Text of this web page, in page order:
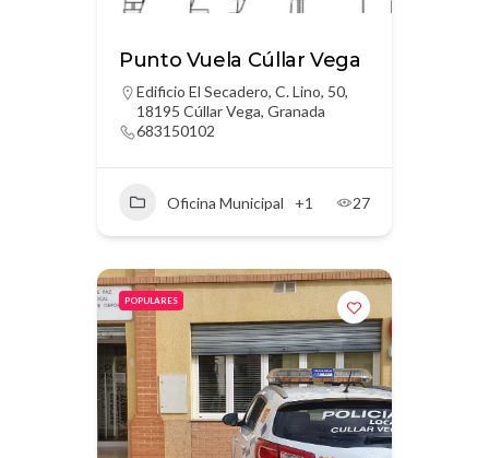
Punto Vuela Cúllar Vega
Edificio El Secadero, C. Lino, 50,
18195 Cúllar Vega, Granada
683150102
Oficina Municipal +1 27
POPULARES